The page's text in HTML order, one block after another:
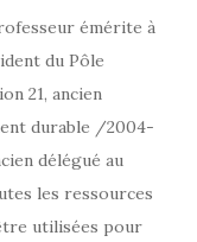
émérite à
du Pôle
21, ­ancien
durable /2004-
délégué au
les ressources
utilisées pour